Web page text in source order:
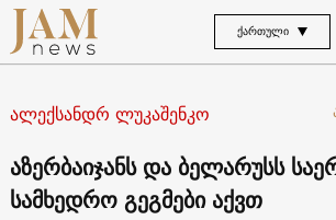
ᲥᲐᲠᲗᲣᲚᲘ
ალექსანდრ ლუკაშენკო
აზერბაიჯანს და ბელარუსს
სამხედრო გეგმები აქვთ